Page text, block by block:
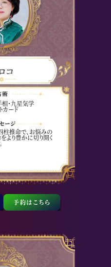
コ
相・九星気学
カード
柱推命で、お悩みの
より豊かに切り開く
予約はこちら